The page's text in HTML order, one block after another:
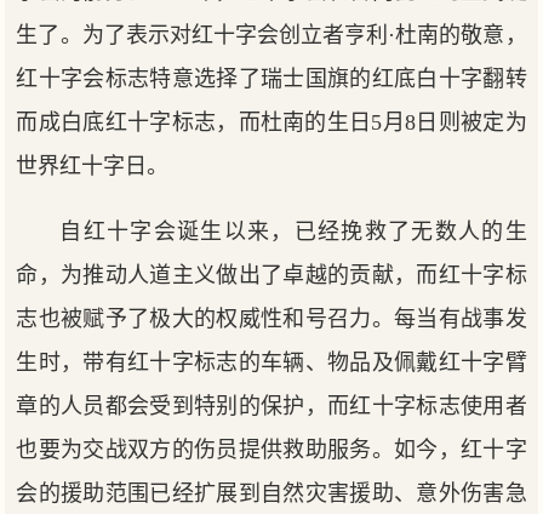
生了。为了表示对红十字会创立者亨利·杜南的敬意，
红十字会标志特意选择了瑞士国旗的红底白十字翻转
而成白底红十字标志，而杜南的生日5月8日则被定为
世界红十字日。
自红十字会诞生以来，已经挽救了无数人的生
命，为推动人道主义做出了卓越的贡献，而红十字标
志也被赋予了极大的权威性和号召力。每当有战事发
生时，带有红十字标志的车辆、物品及佩戴红十字臂
章的人员都会受到特别的保护，而红十字标志使用者
也要为交战双方的伤员提供救助服务。如今，红十字
会的援助范围已经扩展到自然灾害援助、意外伤害急